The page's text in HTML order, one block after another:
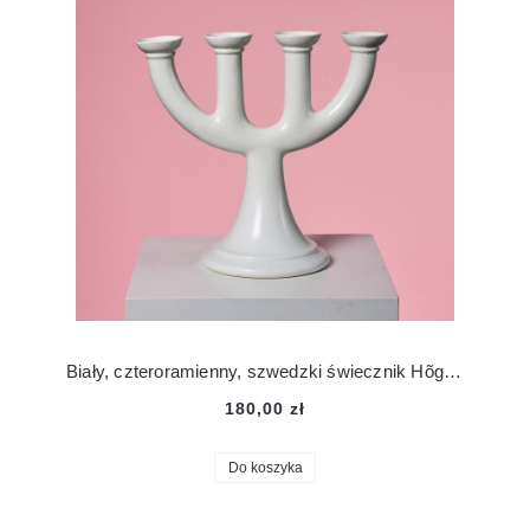
Biały, czteroramienny, szwedzki świecznik Hõganäs Keramik
180,00 zł
Do koszyka